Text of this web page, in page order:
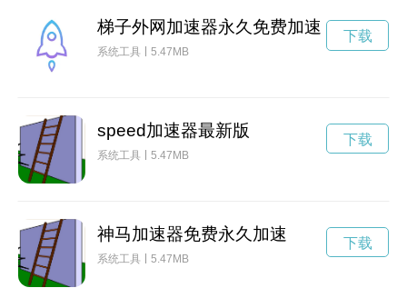
梯子外网加速器永久免费加速
系统工具 5.47MB
下载
speed加速器最新版
系统工具 5.47MB
下载
神马加速器免费永久加速
系统工具 5.47MB
下载